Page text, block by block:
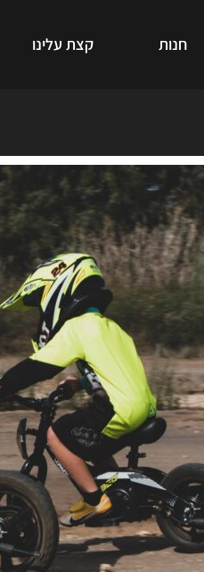
חנות קצת עלינו